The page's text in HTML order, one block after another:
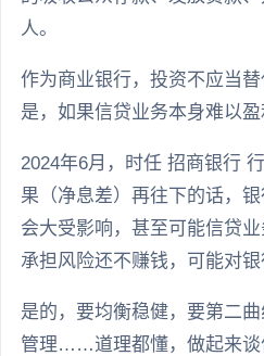
人。
作为商业银行，投资不应当
是，如果信贷业务本身难以
2024年6月，时任 招商银行
果（净息差）再往下的话，
会大受影响，甚至可能信贷业
承担风险还不赚钱，可能对银
是的，要均衡稳健，要第二
管理……道理都懂，做起来谈